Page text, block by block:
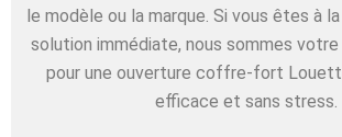
le modèle ou la marque. Si vous êtes à
solution immédiate, nous sommes votre
pour une ouverture coffre-fort
efficace et sans stress.